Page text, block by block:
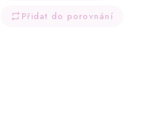
Přidat do porovnání